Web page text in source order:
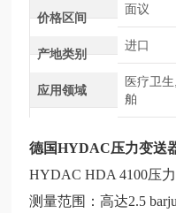
价格区间
面议
产地类别
进口
应用领域
医疗卫
舶
德国HYDAC压力变送
HYDAC HDA 4100压
测量范围：高达2.5